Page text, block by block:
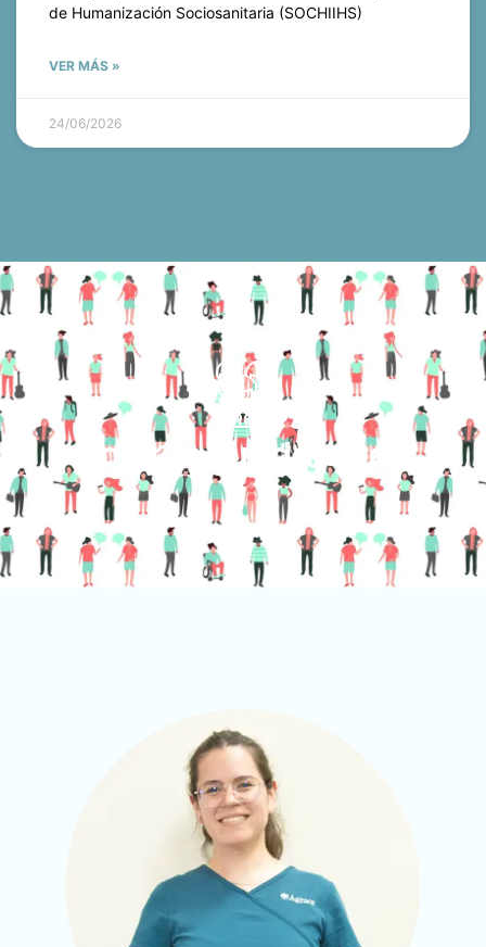
de Humanización Sociosanitaria (SOCHIIHS)
VER MÁS »
24/06/2026
Soci@s Fundadores